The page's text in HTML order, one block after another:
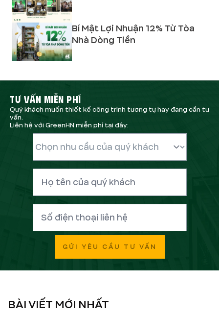
Bí Mật Lợi Nhuận 12% Từ Tòa
Nhà Dòng Tiền
TƯ VẤN MIỄN PHÍ
Quý khách muốn thiết kế công trình tương tự hay đang cần tư
vấn.
Liên hệ với GreenHN miễn phí tại đây:
GỬI YÊU CẦU TƯ VẤN
BÀI VIẾT MỚI NHẤT